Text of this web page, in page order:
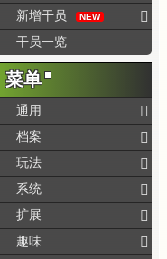
新增干员
NEW
干员一览
菜单
通用
档案
玩法
系统
扩展
趣味